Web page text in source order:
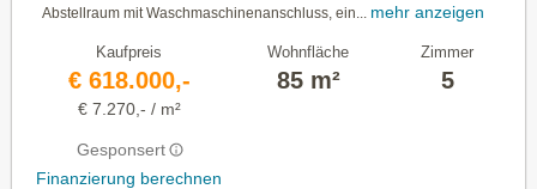
Abstellraum mit Waschmaschinenanschluss, ein...
mehr anzeigen
Kaufpreis
€ 618.000,-
€ 7.270,- / m²
Gesponsert
Finanzierung berechnen
Wohnfläche
85 m²
Zimmer
5